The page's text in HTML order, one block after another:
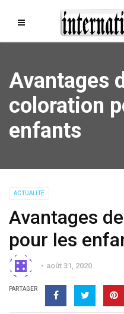
Avantages
coloration
enfants
ACTUALITÉ
Avantages
pour les
août 31, 2020
PARTAGER